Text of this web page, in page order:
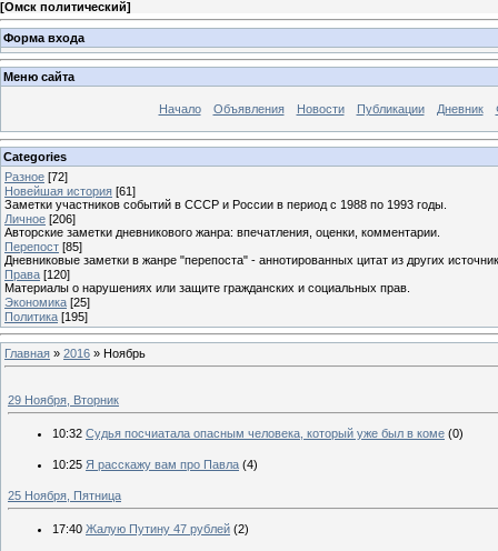
[Омск политический]
Форма входа
Меню сайта
Начало Объявления Новости Публикации Дневник
Categories
Разное [72]
Новейшая история [61]
Заметки участников событий в СССР и России в период с 1988 по 1993 годы.
Личное [206]
Авторские заметки дневникового жанра: впечатления, оценки, комментарии.
Перепост [85]
Дневниковые заметки в жанре "перепоста" - аннотированных цитат из других
Права [120]
Материалы о нарушениях или защите гражданских и социальных прав.
Экономика [25]
Политика [195]
Главная » 2016 » Ноябрь
29 Ноября, Вторник
10:32 Судья посчиатала опасным человека, который уже был в коме (0)
10:25 Я расскажу вам про Павла (4)
25 Ноября, Пятница
17:40 Жалую Путину 47 рублей (2)